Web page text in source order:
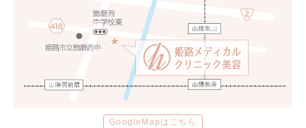
GoogleMapはこちら